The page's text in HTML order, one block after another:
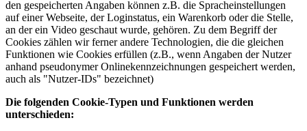
den gespeicherten Angaben können z.B. die Spracheinstellungen
auf einer Webseite, der Loginstatus, ein Warenkorb oder die Stelle,
an der ein Video geschaut wurde, gehören. Zu dem Begriff der
Cookies zählen wir ferner andere Technologien, die die gleichen
Funktionen wie Cookies erfüllen (z.B., wenn Angaben der Nutzer
anhand pseudonymer Onlinekennzeichnungen gespeichert werden,
auch als "Nutzer-IDs" bezeichnet)
Die folgenden Cookie-Typen und Funktionen werden
unterschieden: